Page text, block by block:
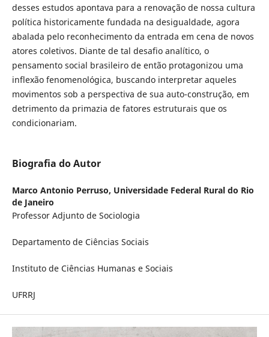
desses estudos apontava para a renovação de nossa cultura
política historicamente fundada na desigualdade, agora
abalada pelo reconhecimento da entrada em cena de novos
atores coletivos. Diante de tal desafio analítico, o
pensamento social brasileiro de então protagonizou uma
inflexão fenomenológica, buscando interpretar aqueles
movimentos sob a perspectiva de sua auto-construção, em
detrimento da primazia de fatores estruturais que os
condicionariam.
Biografia do Autor
Marco Antonio Perruso, Universidade Federal Rural do Rio
de Janeiro
Professor Adjunto de Sociologia
Departamento de Ciências Sociais
Instituto de Ciências Humanas e Sociais
UFRRJ